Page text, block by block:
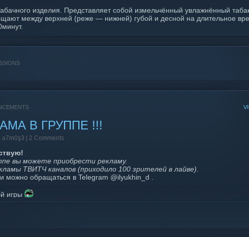
изделия. Представляет собой измельчённый увлажнённый
между верхней (реже — нижней) губой и десной на длительное
В ГРУППЕ !!!
a7m0ş3 | 2 Comments
вы можете приобрести рекламу.
ТВИТЧ каналов (приходило 100 зрителей в лайве).
можно обращаться в Telegram @ilyukhin_d .
игры